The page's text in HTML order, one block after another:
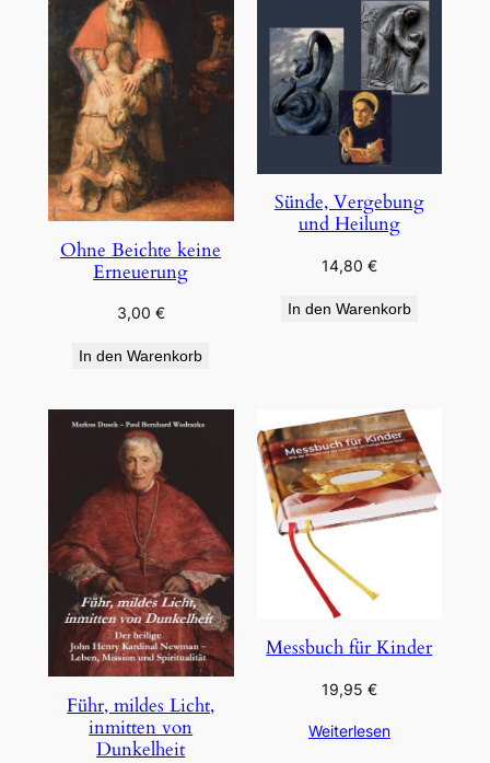
Ohne Beichte keine
Erneuerung
3,00 €
In den Warenkorb
Sünde, Vergebung
und Heilung
14,80 €
In den Warenkorb
Führ, mildes Licht,
inmitten von
Dunkelheit
Messbuch für Kinder
19,95 €
Weiterlesen